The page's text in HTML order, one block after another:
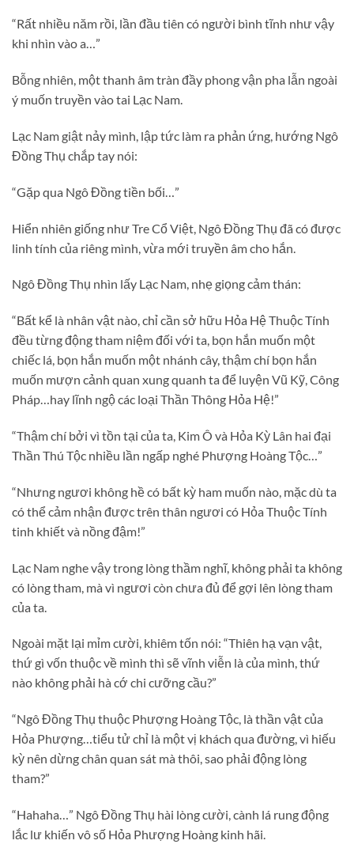
“Rất nhiều năm rồi, lần đầu tiên có người bình tĩnh như vậy
khi nhìn vào a…”
Bỗng nhiên, một thanh âm tràn đầy phong vận pha lẫn ngoài
ý muốn truyền vào tai Lạc Nam.
Lạc Nam giật nảy mình, lập tức làm ra phản ứng, hướng Ngô
Đồng Thụ chắp tay nói:
“Gặp qua Ngô Đồng tiền bối…”
Hiển nhiên giống như Tre Cổ Việt, Ngô Đồng Thụ đã có được
linh tính của riêng mình, vừa mới truyền âm cho hắn.
Ngô Đồng Thụ nhìn lấy Lạc Nam, nhẹ giọng cảm thán:
“Bất kể là nhân vật nào, chỉ cần sở hữu Hỏa Hệ Thuộc Tính
đều từng động tham niệm đối với ta, bọn hắn muốn một
chiếc lá, bọn hắn muốn một nhánh cây, thậm chí bọn hắn
muốn mượn cảnh quan xung quanh ta để luyện Vũ Kỹ, Công
Pháp…hay lĩnh ngộ các loại Thần Thông Hỏa Hệ!”
“Thậm chí bởi vì tồn tại của ta, Kim Ô và Hỏa Kỳ Lân hai đại
Thần Thú Tộc nhiều lần ngấp nghé Phượng Hoàng Tộc…”
“Nhưng ngươi không hề có bất kỳ ham muốn nào, mặc dù ta
có thể cảm nhận được trên thân ngươi có Hỏa Thuộc Tính
tinh khiết và nồng đậm!”
Lạc Nam nghe vậy trong lòng thầm nghĩ, không phải ta không
có lòng tham, mà vì ngươi còn chưa đủ để gợi lên lòng tham
của ta.
Ngoài mặt lại mỉm cười, khiêm tốn nói: “Thiên hạ vạn vật,
thứ gì vốn thuộc về mình thì sẽ vĩnh viễn là của mình, thứ
nào không phải hà cớ chi cưỡng cầu?”
“Ngô Đồng Thụ thuộc Phượng Hoàng Tộc, là thần vật của
Hỏa Phượng…tiểu tử chỉ là một vị khách qua đường, vì hiếu
kỳ nên dừng chân quan sát mà thôi, sao phải động lòng
tham?”
“Hahaha…” Ngô Đồng Thụ hài lòng cười, cành lá rung động
lắc lư khiến vô số Hỏa Phượng Hoàng kinh hãi.